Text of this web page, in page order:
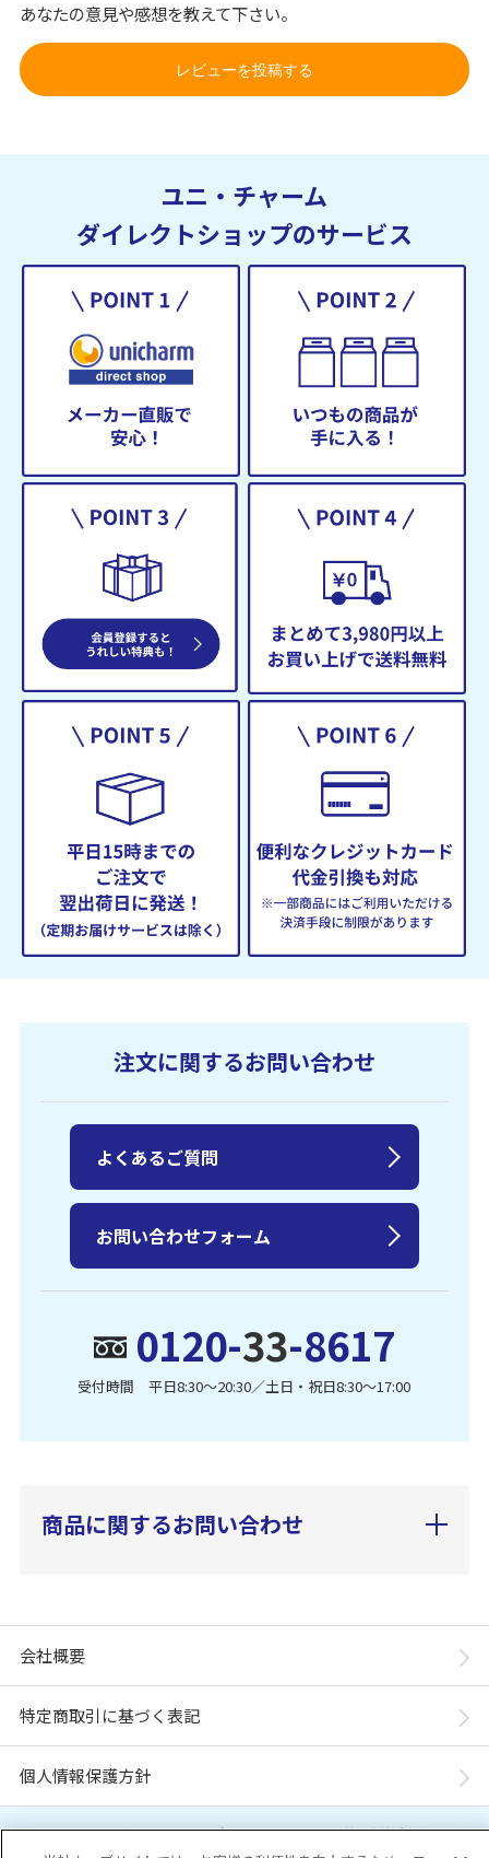
あなたの意見や感想を教えて下さい。
レビューを投稿する
ユニ・チャーム
ダイレクトショップのサービス
注文に関するお問い合わせ
0120-33-8617
受付時間 平日8:30〜20:30／土日・祝日8:30〜17:00
よくあるご質問
お問い合わせフォーム
商品に関するお問い合わせ
会社概要
特定商取引に基づく表記
個人情報保護方針
「ユニ・チャーム ダイレクトショップ」は、ユニ・チャーム株式会社が運営してい
ます。※当店に掲載されているコンテンツは、事前の許可が無い限り無断使用・複